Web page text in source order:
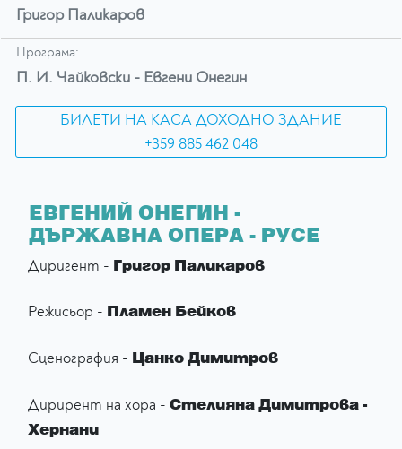
Григор Паликаров
Програма:
П. И. Чайковски - Евгени Онегин
БИЛЕТИ НА КАСА ДОХОДНО ЗДАНИЕ
+359 885 462 048
ЕВГЕНИЙ ОНЕГИН -
ДЪРЖАВНА ОПЕРА - РУСЕ
Диригент - Григор Паликаров
Режисьор - Пламен Бейков
Сценография - Цанко Димитров
Дирирент на хора - Стелияна Димитрова -
Хернани